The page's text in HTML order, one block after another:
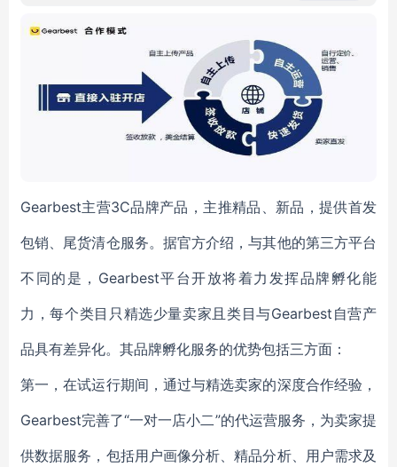
Gearbest主营3C品牌产品，主推精品、新品，提供首发
包销、尾货清仓服务。据官方介绍，与其他的第三方平台
不同的是，Gearbest平台开放将着力发挥品牌孵化能
力，每个类目只精选少量卖家且类目与Gearbest自营产
品具有差异化。其品牌孵化服务的优势包括三方面：
第一，在试运行期间，通过与精选卖家的深度合作经验，
Gearbest完善了“一对一店小二”的代运营服务，为卖家提
供数据服务，包括用户画像分析、精品分析、用户需求及